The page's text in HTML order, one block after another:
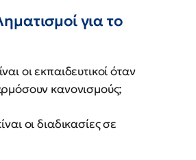
για το
οι εκπαιδευτικοί όταν
κανονισμούς;
οι διαδικασίες σε